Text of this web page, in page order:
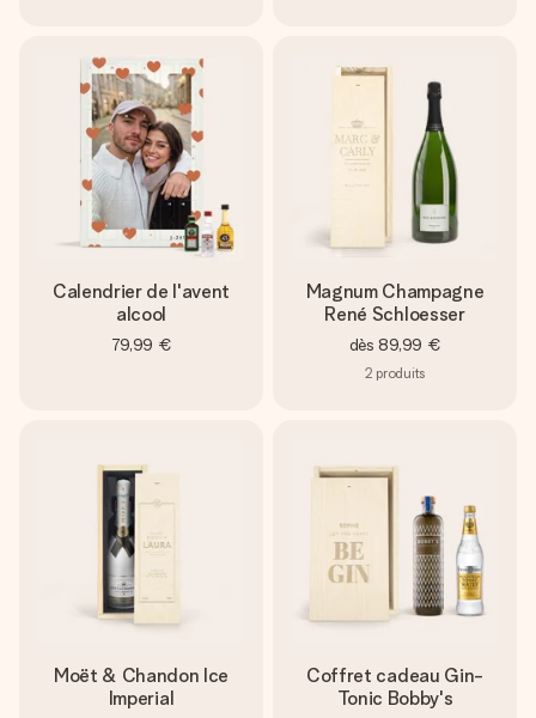
Calendrier de l'avent
alcool
79,99 €
Magnum Champagne
René Schloesser
dès 89,99 €
2 produits
Moët & Chandon Ice
Imperial
Coffret cadeau Gin-
Tonic Bobby's